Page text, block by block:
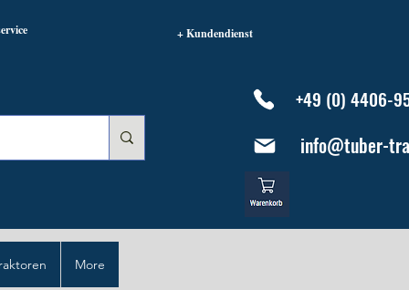
+ Kundendienst
+49 (0) 4406-
info@tuber-
More